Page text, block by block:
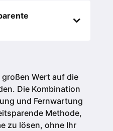
Wert auf die
Die Kombination
und Fernwartung
Methode,
zu lösen, ohne Ihr